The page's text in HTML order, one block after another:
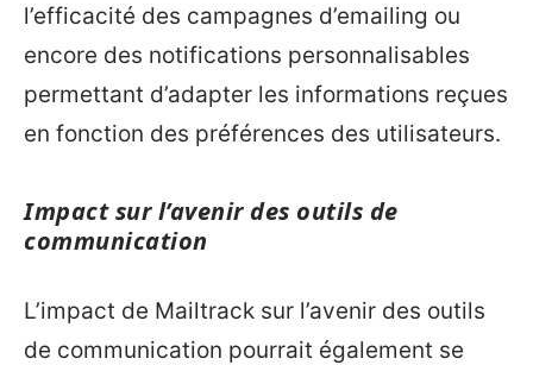
l’efficacité des campagnes d’emailing ou
encore des notifications personnalisables
permettant d’adapter les informations reçues
en fonction des préférences des utilisateurs.
Impact sur l’avenir des outils de
communication
L’impact de Mailtrack sur l’avenir des outils
de communication pourrait également se